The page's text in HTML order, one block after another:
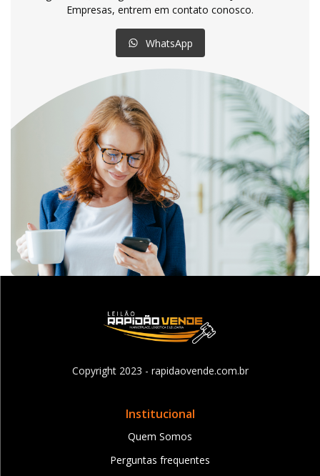
Empresas, entrem em contato conosco.
WhatsApp
Copyright 2023 - rapidaovende.com.br
Institucional
Quem Somos
Perguntas frequentes